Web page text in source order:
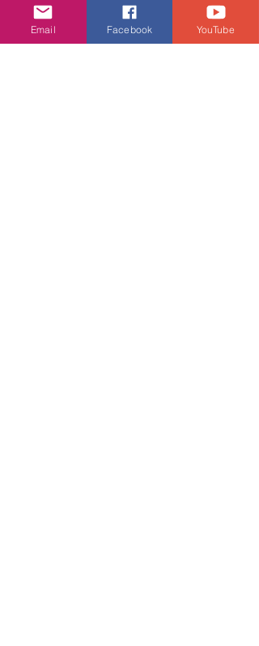
療癒不僅是一種感受，更是一種實踐，
鼓勵人們在生活中保持對愛的渴望與信
Email Facebook YouTube